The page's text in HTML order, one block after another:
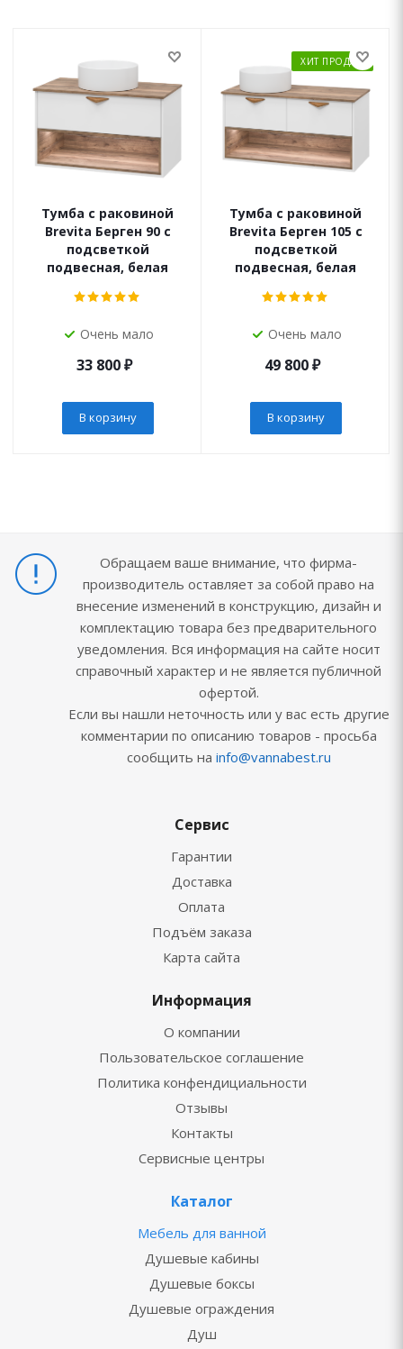
Тумба с раковиной
Brevita Берген 90 с
подсветкой
подвесная, белая
Очень мало
33 800₽
В корзину
ХИТ ПРОДАЖ
Тумба с раковиной
Brevita Берген 105 с
подсветкой
подвесная, белая
Очень мало
49 800₽
В корзину
Обращаем ваше внимание, что фирма-
производитель оставляет за собой право на
внесение изменений в конструкцию, дизайн и
комплектацию товара без предварительного
уведомления. Вся информация на сайте носит
справочный характер и не является публичной
офертой.
Если вы нашли неточность или у вас есть другие
комментарии по описанию товаров - просьба
сообщить на info@vannabest.ru
Сервис
Гарантии
Доставка
Оплата
Подъём заказа
Карта сайта
Информация
О компании
Пользовательское соглашение
Политика конфендициальности
Отзывы
Контакты
Сервисные центры
Каталог
Мебель для ванной
Душевые кабины
Душевые боксы
Душевые ограждения
Душ